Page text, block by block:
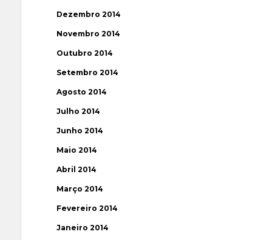
Dezembro 2014
Novembro 2014
Outubro 2014
Setembro 2014
Agosto 2014
Julho 2014
Junho 2014
Maio 2014
Abril 2014
Março 2014
Fevereiro 2014
Janeiro 2014